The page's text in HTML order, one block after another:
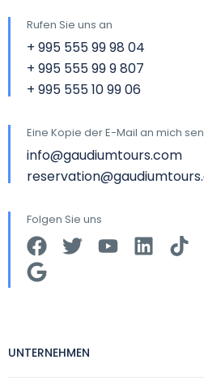
Rufen Sie uns an
+ 995 555 99 98 04
+ 995 555 99 9 807
+ 995 555 10 99 06
Eine Kopie der E-Mail an mich
info@gaudiumtours.com
Folgen Sie uns
UNTERNEHMEN